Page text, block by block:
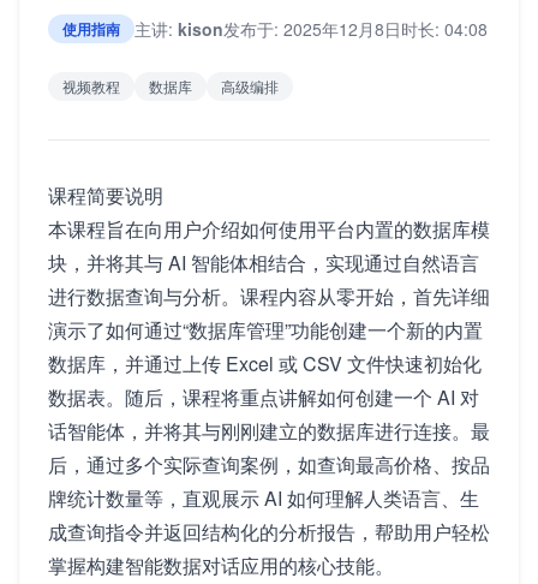
使用指南 主讲: kison发布于: 2025年12月8日时长: 04:08
视频教程 数据库 高级编排
课程简要说明
本课程旨在向用户介绍如何使用平台内置的数据库模
块，并将其与 AI 智能体相结合，实现通过自然语言
进行数据查询与分析。课程内容从零开始，首先详细
演示了如何通过“数据库管理”功能创建一个新的内置
数据库，并通过上传 Excel 或 CSV 文件快速初始化
数据表。随后，课程将重点讲解如何创建一个 AI 对
话智能体，并将其与刚刚建立的数据库进行连接。最
后，通过多个实际查询案例，如查询最高价格、按品
牌统计数量等，直观展示 AI 如何理解人类语言、生
成查询指令并返回结构化的分析报告，帮助用户轻松
掌握构建智能数据对话应用的核心技能。